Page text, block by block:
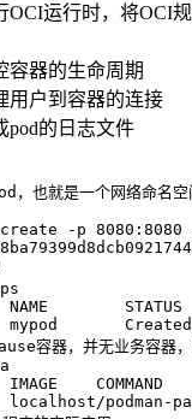
OCI运行时，将OCI
容器的生命周期
用户到容器的连接
pod的日志文件
，也就是一个网络命名
create -p
mypod
容器，并无业务容器
ID  IMAGE
localhost/